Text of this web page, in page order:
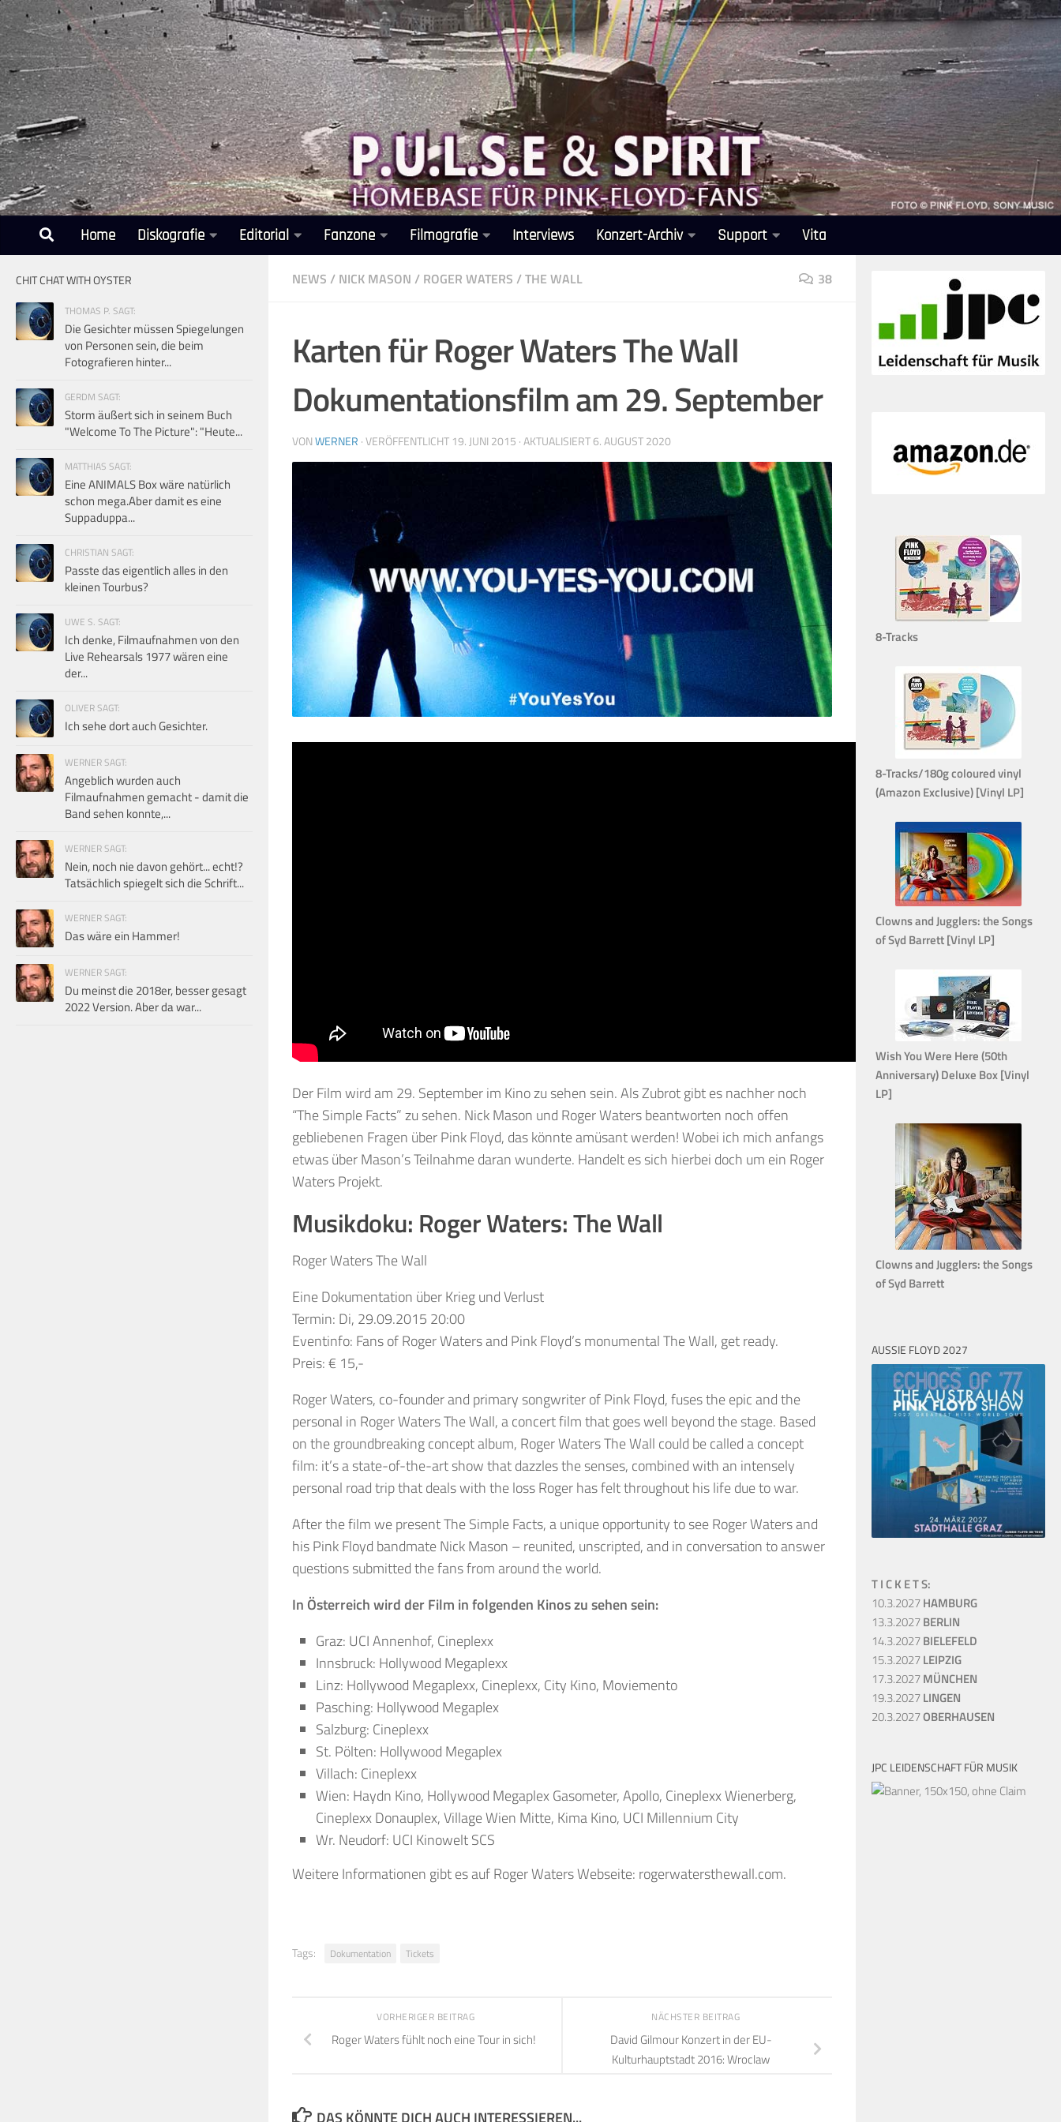
Unter dem Inhalt
Home Diskografie Editorial Fanzone Filmografie Interviews Konzert-Archiv Support Vita
NEWS / NICK MASON / ROGER WATERS /THE WALL 38
Karten für Roger Waters The Wall
Dokumentationsfilm am 29. September
VONWERNER · VERÖFFENTLICHT 19. JUNI 2015 · AKTUALISIERT6. AUGUST 2020
Der Film wird am 29. September im Kino zu sehen sein. Als Zubrot gibt es nachher noch
“The Simple Facts” zu sehen. Nick Mason und Roger Waters beantworten noch offen
gebliebenen Fragen über Pink Floyd, das könnte amüsant werden! Wobei ich mich anfangs
etwas über Mason’s Teilnahme daran wunderte. Handelt es sich hierbei doch um ein Roger
Waters Projekt.
Musikdoku: Roger Waters: The Wall
Roger Waters The Wall
Eine Dokumentation über Krieg und Verlust
Termin: Di, 29.09.2015 20:00
Eventinfo: Fans of Roger Waters and Pink Floyd’s monumental The Wall, get ready.
Preis: € 15,-
Roger Waters, co-founder and primary songwriter of Pink Floyd, fuses the epic and the
personal in Roger Waters The Wall, a concert film that goes well beyond the stage. Based
on the groundbreaking concept album, Roger Waters The Wall could be called a concept
film: it’s a state-of-the-art show that dazzles the senses, combined with an intensely
personal road trip that deals with the loss Roger has felt throughout his life due to war.
After the film we present The Simple Facts, a unique opportunity to see Roger Waters and
his Pink Floyd bandmate Nick Mason – reunited, unscripted, and in conversation to answer
questions submitted the fans from around the world.
In Österreich wird der Film in folgenden Kinos zu sehen sein:
Graz: UCI Annenhof, Cineplexx
Innsbruck: Hollywood Megaplexx
Linz: Hollywood Megaplexx, Cineplexx, City Kino, Moviemento
Pasching: Hollywood Megaplex
Salzburg: Cineplexx
St. Pölten: Hollywood Megaplex
Villach: Cineplexx
Wien: Haydn Kino, Hollywood Megaplex Gasometer, Apollo, Cineplexx Wienerberg,
Cineplexx Donauplex, Village Wien Mitte, Kima Kino, UCI Millennium City
Wr. Neudorf: UCI Kinowelt SCS
Weitere Informationen gibt es auf Roger Waters Webseite: rogerwatersthewall.com.
Tags: Dokumentation Tickets
NÄCHSTER BEITRAG
David Gilmour Konzert in der EU-
Kulturhauptstadt 2016: Wroclaw
VORHERIGER BEITRAG
Roger Waters fühlt noch eine Tour in sich!
CHIT CHAT WITH OYSTER
THOMAS P. SAGT:
Die Gesichter müssen Spiegelungen
von Personen sein, die beim
Fotografieren hinter...
GERDM SAGT:
Storm äußert sich in seinem Buch
"Welcome To The Picture": "Heute...
MATTHIAS SAGT:
Eine ANIMALS Box wäre natürlich
schon mega.Aber damit es eine
Suppaduppa...
CHRISTIAN SAGT:
Passte das eigentlich alles in den
kleinen Tourbus?
UWE S. SAGT:
Ich denke, Filmaufnahmen von den
Live Rehearsals 1977 wären eine
der...
OLIVER SAGT:
Ich sehe dort auch Gesichter.
WERNER SAGT:
Angeblich wurden auch
Filmaufnahmen gemacht - damit die
Band sehen konnte,...
WERNER SAGT:
Nein, noch nie davon gehört... echt!?
Tatsächlich spiegelt sich die Schrift...
WERNER SAGT:
Das wäre ein Hammer!
WERNER SAGT:
Du meinst die 2018er, besser gesagt
2022 Version. Aber da war...
8-Tracks
8-Tracks/180g coloured vinyl
(Amazon Exclusive) [Vinyl LP]
Clowns and Jugglers: the Songs
of Syd Barrett [Vinyl LP]
Wish You Were Here (50th
Anniversary) Deluxe Box [Vinyl
LP]
Clowns and Jugglers: the Songs
of Syd Barrett
AUSSIE FLOYD 2027
T I C K E T S:
10.3.2027HAMBURG
13.3.2027BERLIN
14.3.2027BIELEFELD
15.3.2027LEIPZIG
17.3.2027MÜNCHEN
19.3.2027LINGEN
20.3.2027OBERHAUSEN
JPC LEIDENSCHAFT FÜR MUSIK